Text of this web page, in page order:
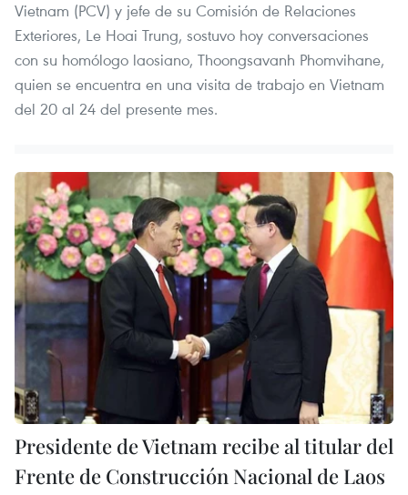
Vietnam (PCV) y jefe de su Comisión de Relaciones
Exteriores, Le Hoai Trung, sostuvo hoy conversaciones
con su homólogo laosiano, Thoongsavanh Phomvihane,
quien se encuentra en una visita de trabajo en Vietnam
del 20 al 24 del presente mes.
Presidente de Vietnam recibe al titular del
Frente de Construcción Nacional de Laos